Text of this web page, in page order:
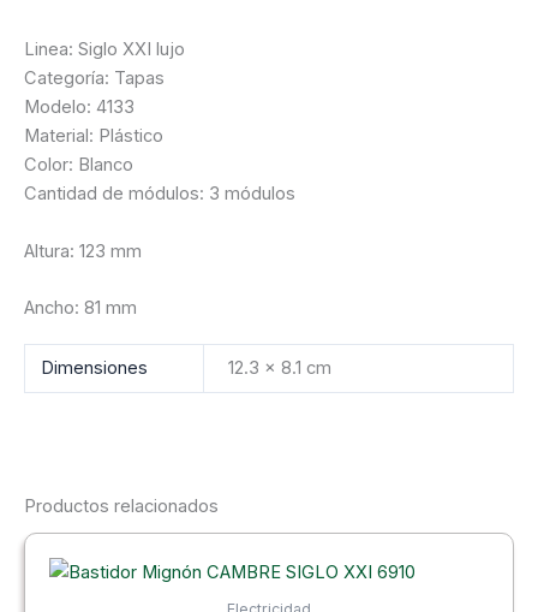
Linea: Siglo XXI lujo
Categoría: Tapas
Modelo: 4133
Material: Plástico
Color: Blanco
Cantidad de módulos: 3 módulos
Altura: 123 mm
Ancho: 81 mm
Dimensiones 12.3 × 8.1 cm
Productos relacionados